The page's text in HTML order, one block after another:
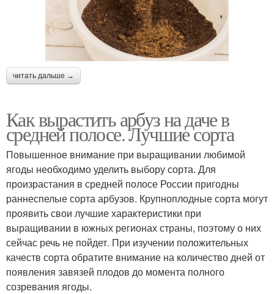
читать дальше →
Как вырастить арбуз на даче в
средней полосе. Лучшие сорта
Повышенное внимание при выращивании любимой
ягоды необходимо уделить выбору сорта. Для
произрастания в средней полосе России пригодны
раннеспелые сорта арбузов. Крупноплодные сорта могут
проявить свои лучшие характеристики при
выращивании в южных регионах страны, поэтому о них
сейчас речь не пойдет. При изучении положительных
качеств сорта обратите внимание на количество дней от
появления завязей плодов до момента полного
созревания ягоды.